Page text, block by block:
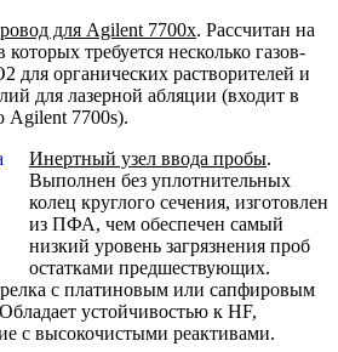
для Agilent 7700х. Рассчитан на
которых требуется несколько газов-
для органических растворителей и
для лазерной абляции (входит в
Agilent 7700s).
Инертный узел ввода пробы.
Выполнен без уплотнительных
колец круглого сечения, изготовлен
из ПФА, чем обеспечен самый
низкий уровень загрязнения проб
остатками предшествующих.
с платиновым или сапфировым
устойчивостью к HF,
с высокочистыми реактивами.